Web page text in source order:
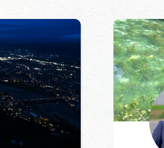
ぎふ旅レポーター記事
買い物・お土産
岐阜県アウトドア観光キャン
ペーン
岐阜県観光データベース